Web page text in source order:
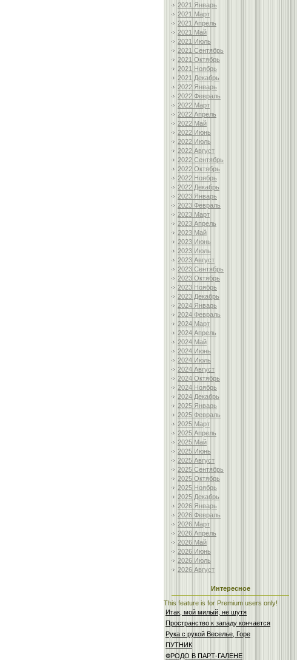
2021 Январь
2021 Март
2021 Апрель
2021 Май
2021 Июль
2021 Сентябрь
2021 Октябрь
2021 Ноябрь
2021 Декабрь
2022 Январь
2022 Февраль
2022 Март
2022 Апрель
2022 Май
2022 Июнь
2022 Июль
2022 Август
2022 Сентябрь
2022 Октябрь
2022 Ноябрь
2022 Декабрь
2023 Январь
2023 Февраль
2023 Март
2023 Апрель
2023 Май
2023 Июнь
2023 Июль
2023 Август
2023 Сентябрь
2023 Октябрь
2023 Ноябрь
2023 Декабрь
2024 Январь
2024 Февраль
2024 Март
2024 Апрель
2024 Май
2024 Июнь
2024 Июль
2024 Август
2024 Октябрь
2024 Ноябрь
2024 Декабрь
2025 Январь
2025 Февраль
2025 Март
2025 Апрель
2025 Май
2025 Июнь
2025 Август
2025 Сентябрь
2025 Октябрь
2025 Ноябрь
2025 Декабрь
2026 Январь
2026 Февраль
2026 Март
2026 Апрель
2026 Май
2026 Июнь
2026 Июль
2026 Август
Интересное
This feature is for Premium users only!
Итак, мой милый, не шутя
Пространство к западу кончается
Рука с рукой Веселье, Горе
ПУТНИК
ФРОДО В ПАРТ-ГАЛЕНЕ